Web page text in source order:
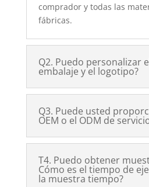
comprador y todas las
fábricas.
Q2. Puedo personalizar
embalaje y el logotipo?
Q3. Puede usted
OEM o el ODM de
T4. Puedo obtener
Cómo es el tiempo de
la muestra tiempo?